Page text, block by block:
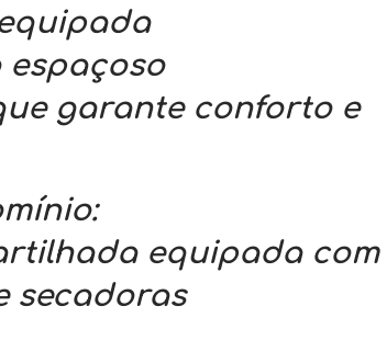
espaçoso
garante conforto e
equipada com
secadoras